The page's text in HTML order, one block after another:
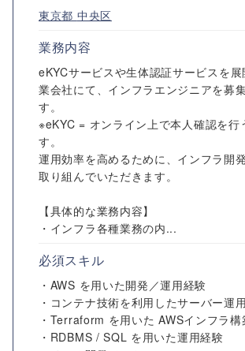
東京都 中央区
業務内容
eKYCサービスや生体認証サービスを
業会社にて、インフラエンジニアを募
す。
※eKYC = オンライン上で本人確認を行
す。
運用効率を高めるために、インフラ開
取り組んでいただきます。
【具体的な業務内容】
・インフラ各種業務の内...
必須スキル
・AWS を用いた開発／運用経験
・コンテナ技術を利用したサーバー運
・Terraform を用いた AWSインフラ
・RDBMS / SQL を用いた運用経験